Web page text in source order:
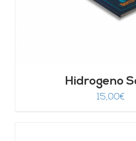
Hidrogeno
15,00€